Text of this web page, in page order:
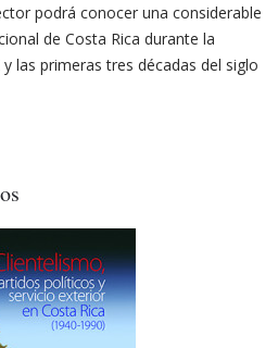
podrá conocer una considerable
de Costa Rica durante la
las primeras tres décadas del siglo